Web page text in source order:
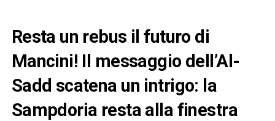
Resta un rebus il futuro di
Mancini! Il messaggio dell’Al-
Sadd scatena un intrigo: la
Sampdoria resta alla finestra